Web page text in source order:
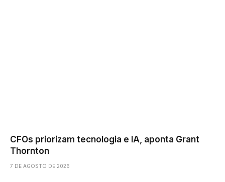
CFOs priorizam tecnologia e IA, aponta Grant
Thornton
7 DE AGOSTO DE 2026